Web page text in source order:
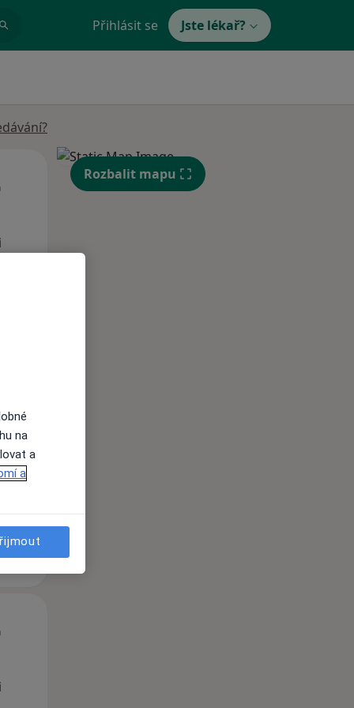
Přihlásit se Jste lékař?
Čt Pá
14 Srpen
Rozbalit mapu
na
a
a